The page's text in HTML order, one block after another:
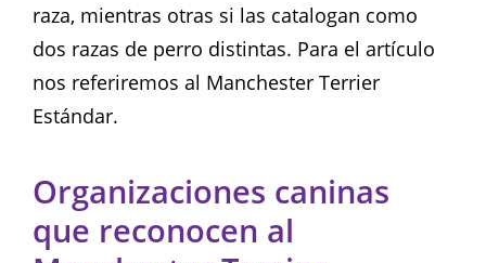
raza, mientras otras si las catalogan como
dos razas de perro distintas. Para el artículo
nos referiremos al Manchester Terrier
Estándar.
Organizaciones caninas
que reconocen al